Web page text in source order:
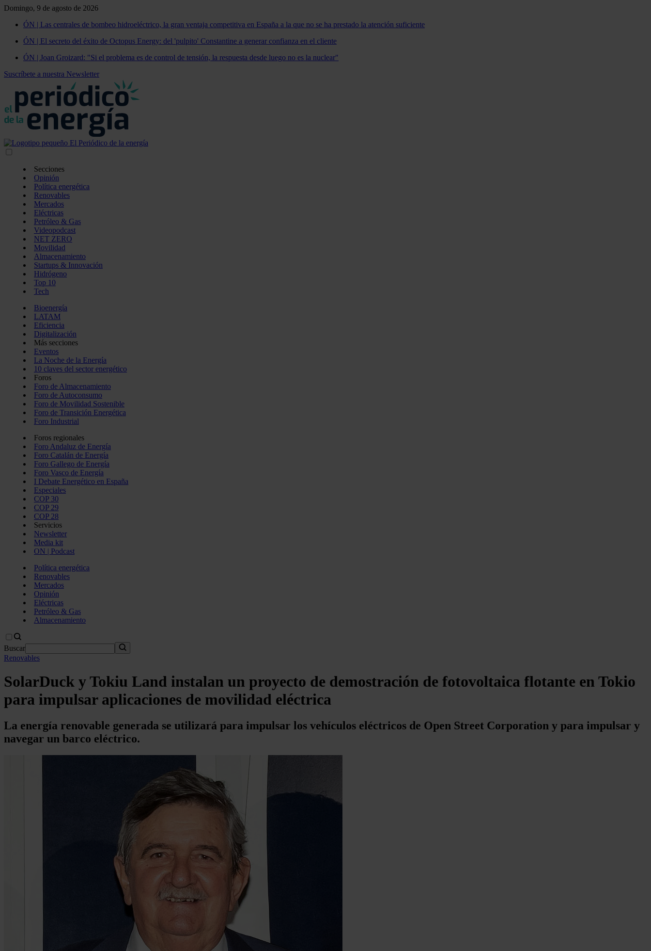
Domingo, 9 de agosto de 2026
ÓN | Las centrales de bombeo hidroeléctrico, la gran ventaja competitiva en España a la que no se ha prestado la atención suficiente
ÓN | El secreto del éxito de Octopus Energy: del 'pulpito' Constantine a generar confianza en el cliente
ÓN | Joan Groizard: "Si el problema es de control de tensión, la respuesta desde luego no es la nuclear"
Suscríbete a nuestra Newsletter
Secciones
Opinión
Política energética
Renovables
Mercados
Eléctricas
Petróleo & Gas
Videopodcast
NET ZERO
Movilidad
Almacenamiento
Startups & Innovación
Hidrógeno
Top 10
Tech
Bioenergía
LATAM
Eficiencia
Digitalización
Más secciones
Eventos
La Noche de la Energía
10 claves del sector energético
Foros
Foro de Almacenamiento
Foro de Autoconsumo
Foro de Movilidad Sostenible
Foro de Transición Energética
Foro Industrial
Foros regionales
Foro Andaluz de Energía
Foro Catalán de Energía
Foro Gallego de Energía
Foro Vasco de Energía
I Debate Energético en España
Especiales
COP 30
COP 29
COP 28
Servicios
Newsletter
Media kit
ON | Podcast
Política energética
Renovables
Mercados
Opinión
Eléctricas
Petróleo & Gas
Almacenamiento
Buscar
Renovables
SolarDuck y Tokiu Land instalan un proyecto de demostración de fotovoltaica flotante en Tokio
para impulsar aplicaciones de movilidad eléctrica
La energía renovable generada se utilizará para impulsar los vehículos eléctricos de Open Street Corporation y para impulsar y
navegar un barco eléctrico.